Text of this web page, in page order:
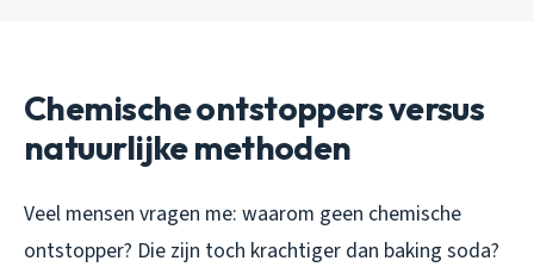
Chemische ontstoppers versus
natuurlijke methoden
Veel mensen vragen me: waarom geen chemische
ontstopper? Die zijn toch krachtiger dan baking soda?